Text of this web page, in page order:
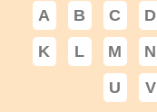
A B C D
K
L M N
U
V